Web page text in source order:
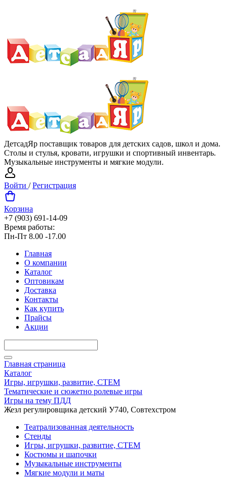
ДетсадЯр поставщик товаров для детских садов, школ и дома.
Столы и стулья, кровати, игрушки и спортивный инвентарь.
Музыкальные инструменты и мягкие модули.
Войти /Регистрация
Корзина
+7 (903) 691-14-09
Время работы:
Пн-Пт 8.00 -17.00
Главная
О компании
Каталог
Оптовикам
Доставка
Контакты
Как купить
Прайсы
Акции
Главная страница
Каталог
Игры, игрушки, развитие, СТЕМ
Тематические и сюжетно ролевые игры
Игры на тему ПДД
Жезл регулировщика детский У740, Совтехстром
Театрализованная деятельность
Стенды
Игры, игрушки, развитие, СТЕМ
Костюмы и шапочки
Музыкальные инструменты
Мягкие модули и маты